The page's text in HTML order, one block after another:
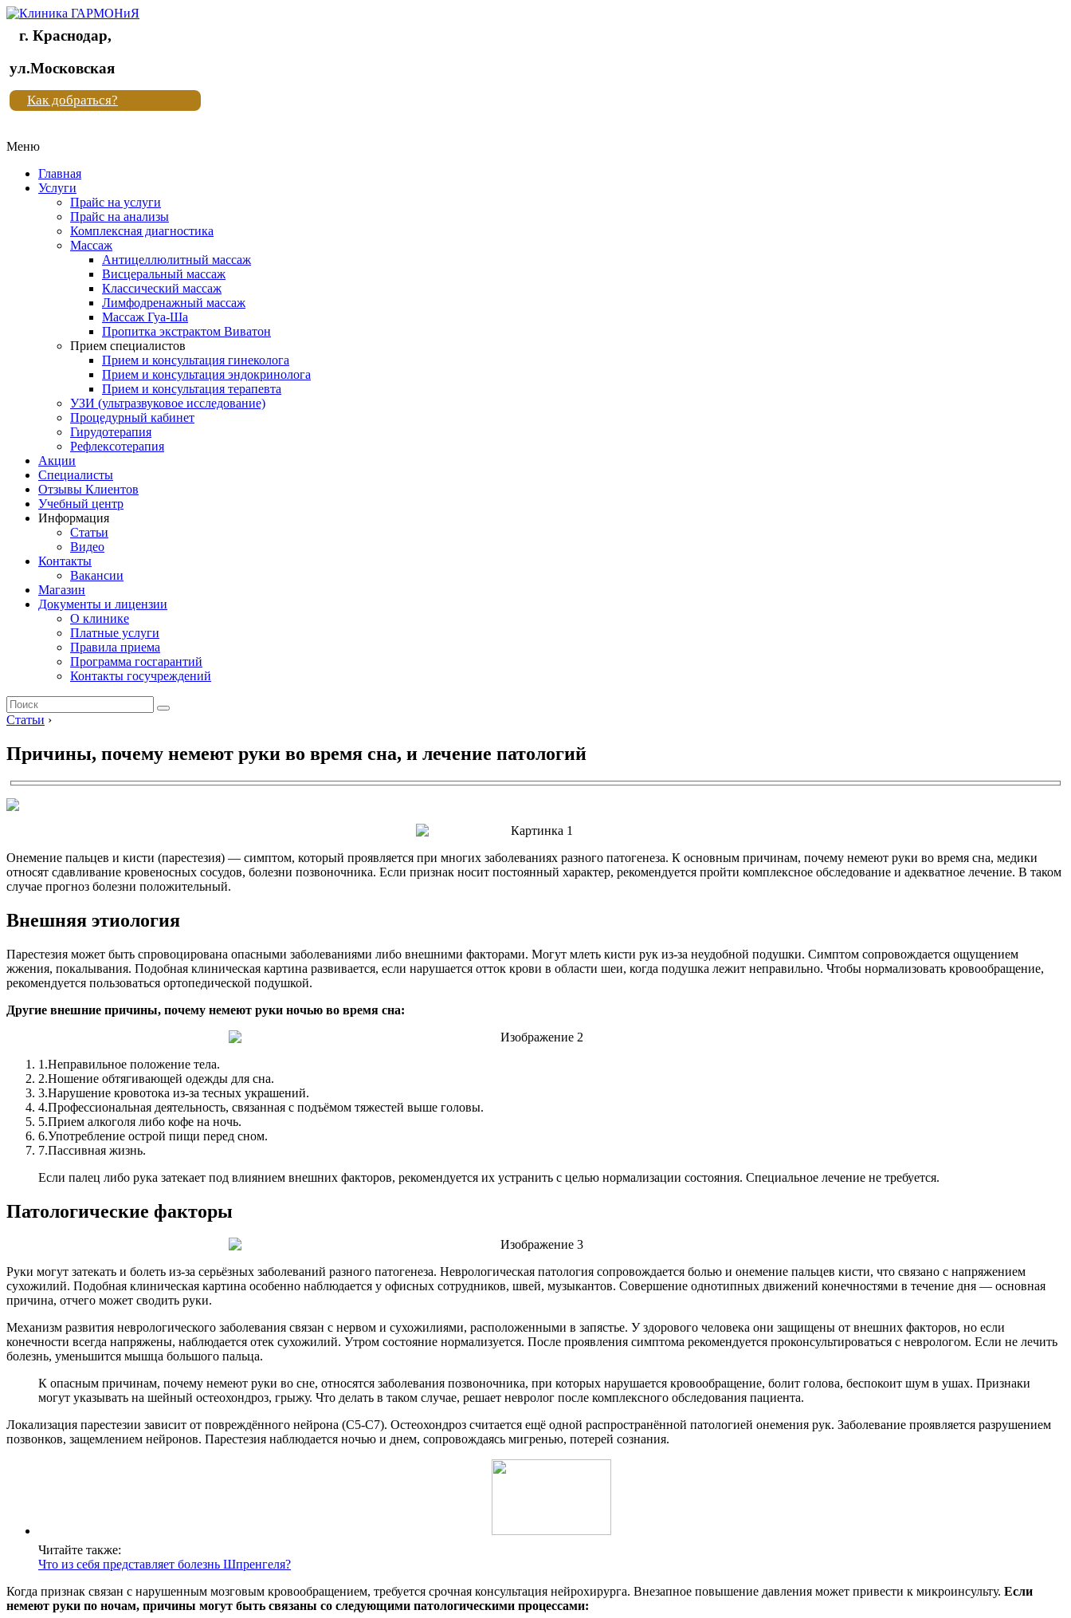
Клиника
"Новая
жизнь"
Клиника
жизнь"
г. Краснодар,
ул.Московская
Как добраться?
Меню
Главная
Услуги
Прайс на услуги
Прайс на анализы
Комплексная диагностика
Массаж
Антицеллюлитный массаж
Висцеральный массаж
Классический массаж
Лимфодренажный массаж
Массаж Гуа-Ша
Пропитка экстрактом Виватон
Прием специалистов
Прием и консультация гинеколога
Прием и консультация эндокринолога
Прием и консультация терапевта
УЗИ (ультразвуковое исследование)
Процедурный кабинет
Гирудотерапия
Рефлексотерапия
Акции
Специалисты
Отзывы Клиентов
Учебный центр
Информация
Статьи
Видео
Контакты
Вакансии
Магазин
Документы и лицензии
О клинике
Платные услуги
Правила приема
Программа госгарантий
Контакты госучреждений
Статьи ›
Причины, почему немеют руки во время сна, и лечение патологий
Онемение пальцев и кисти (парестезия) — симптом, который проявляется при многих заболеваниях разного патогенеза. К основным причинам, почему немеют руки во время сна, медики
относят сдавливание кровеносных сосудов, болезни позвоночника. Если признак носит постоянный характер, рекомендуется пройти комплексное обследование и адекватное лечение. В таком
случае прогноз болезни положительный.
Внешняя этиология
Парестезия может быть спровоцирована опасными заболеваниями либо внешними факторами. Могут млеть кисти рук из-за неудобной подушки. Симптом сопровождается ощущением
жжения, покалывания. Подобная клиническая картина развивается, если нарушается отток крови в области шеи, когда подушка лежит неправильно. Чтобы нормализовать кровообращение,
рекомендуется пользоваться ортопедической подушкой.
Другие внешние причины, почему немеют руки ночью во время сна:
1.Неправильное положение тела.
2.Ношение обтягивающей одежды для сна.
3.Нарушение кровотока из-за тесных украшений.
4.Профессиональная деятельность, связанная с подъёмом тяжестей выше головы.
5.Прием алкоголя либо кофе на ночь.
6.Употребление острой пищи перед сном.
7.Пассивная жизнь.
Если палец либо рука затекает под влиянием внешних факторов, рекомендуется их устранить с целью нормализации состояния. Специальное лечение не требуется.
Патологические факторы
Руки могут затекать и болеть из-за серьёзных заболеваний разного патогенеза. Неврологическая патология сопровождается болью и онемение пальцев кисти, что связано с напряжением
сухожилий. Подобная клиническая картина особенно наблюдается у офисных сотрудников, швей, музыкантов. Совершение однотипных движений конечностями в течение дня — основная
причина, отчего может сводить руки.
Механизм развития неврологического заболевания связан с нервом и сухожилиями, расположенными в запястье. У здорового человека они защищены от внешних факторов, но если
конечности всегда напряжены, наблюдается отек сухожилий. Утром состояние нормализуется. После проявления симптома рекомендуется проконсультироваться с неврологом. Если не лечить
болезнь, уменьшится мышца большого пальца.
К опасным причинам, почему немеют руки во сне, относятся заболевания позвоночника, при которых нарушается кровообращение, болит голова, беспокоит шум в ушах. Признаки
могут указывать на шейный остеохондроз, грыжу. Что делать в таком случае, решает невролог после комплексного обследования пациента.
Локализация парестезии зависит от повреждённого нейрона (С5-С7). Остеохондроз считается ещё одной распространённой патологией онемения рук. Заболевание проявляется разрушением
позвонков, защемлением нейронов. Парестезия наблюдается ночью и днем, сопровождаясь мигренью, потерей сознания.
Читайте также:
Что из себя представляет болезнь Шпренгеля?
Когда признак связан с нарушенным мозговым кровообращением, требуется срочная консультация нейрохирурга. Внезапное повышение давления может привести к микроинсульту. Если
немеют руки по ночам, причины могут быть связаны со следующими патологическими процессами: